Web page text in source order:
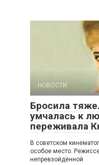
НОВОСТИ
Бросила
умчалась к
переживала
В советском
особое место.
непревзойдённой